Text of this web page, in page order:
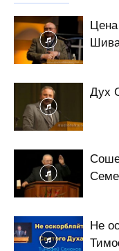
Дух
Не